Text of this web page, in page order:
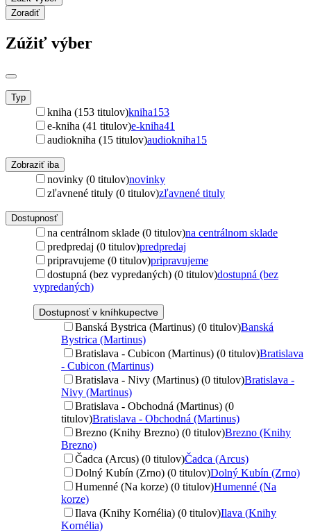
Zoradiť
Zúžiť výber
Typ
kniha (153 titulov)kniha153
e-kniha (41 titulov)e-kniha41
audiokniha (15 titulov)audiokniha15
Zobraziť iba
novinky (0 titulov)novinky
zľavnené tituly (0 titulov)zľavnené tituly
Dostupnosť
na centrálnom sklade (0 titulov)na centrálnom sklade
predpredaj (0 titulov)predpredaj
pripravujeme (0 titulov)pripravujeme
dostupná (bez vypredaných) (0 titulov)dostupná (bez
vypredaných)
Dostupnosť v kníhkupectve
Banská Bystrica (Martinus) (0 titulov)Banská
Bystrica (Martinus)
Bratislava - Cubicon (Martinus) (0 titulov)Bratislava
- Cubicon (Martinus)
Bratislava - Nivy (Martinus) (0 titulov)Bratislava -
Nivy (Martinus)
Bratislava - Obchodná (Martinus) (0
titulov)Bratislava - Obchodná (Martinus)
Brezno (Knihy Brezno) (0 titulov)Brezno (Knihy
Brezno)
Čadca (Arcus) (0 titulov)Čadca (Arcus)
Dolný Kubín (Zrno) (0 titulov)Dolný Kubín (Zrno)
Humenné (Na korze) (0 titulov)Humenné (Na
korze)
Ilava (Knihy Kornélia) (0 titulov)Ilava (Knihy
Kornélia)